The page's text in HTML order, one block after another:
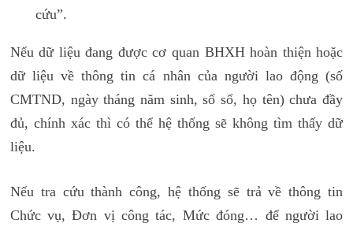
cứu”.
Nếu dữ liệu đang được cơ quan BHXH hoàn thiện hoặc
dữ liệu về thông tin cá nhân của người lao động (số
CMTND, ngày tháng năm sinh, số sổ, họ tên) chưa đầy
đủ, chính xác thì có thể hệ thống sẽ không tìm thấy dữ
liệu.
Nếu tra cứu thành công, hệ thống sẽ trả về thông tin
Chức vụ, Đơn vị công tác, Mức đóng… để người lao